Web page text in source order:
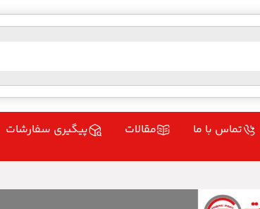
تماس با ما مقالات پیگیری سفارشات